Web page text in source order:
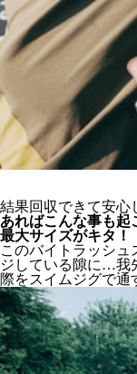
結果回収できて安
あればこんな事も起
最大サイズがキタ！
このバイトラッシ
ジしている隙に…我
際をスイムジグで通